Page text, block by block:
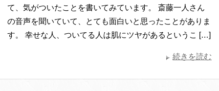
て、気がついたことを書いてみています。 斎藤一人さん
の音声を聞いていて、とても面白いと思ったことがありま
す。 幸せな人、ついてる人は肌にツヤがあるというこ […]
続きを読む